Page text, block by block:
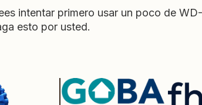
intentar primero usar un poco de
esto por usted.